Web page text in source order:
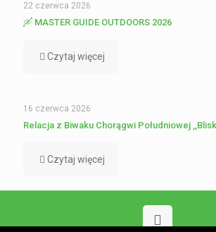
22 czerwca 2026
🛶 MASTER GUIDE OUTDOORS 2026
Czytaj więcej
16 czerwca 2026
Relacja z Biwaku Chorągwi Południowej
Czytaj więcej